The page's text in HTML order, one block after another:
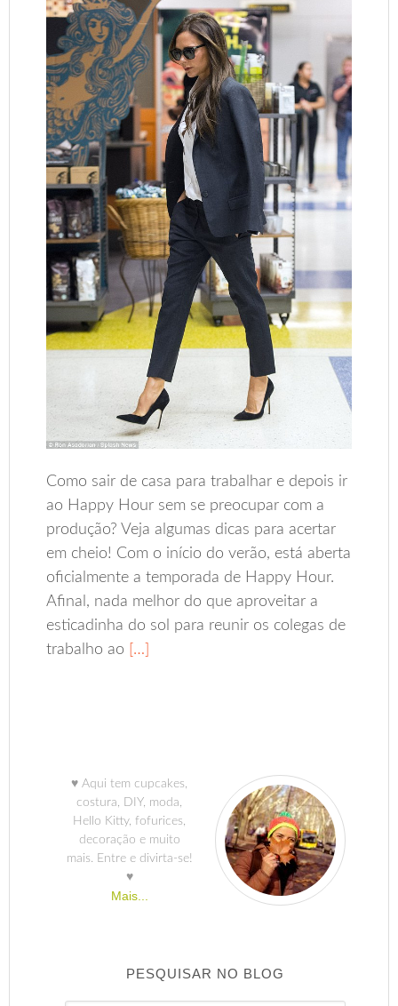
Como sair de casa para trabalhar e depois ir
ao Happy Hour sem se preocupar com a
produção? Veja algumas dicas para acertar
em cheio! Com o início do verão, está aberta
oficialmente a temporada de Happy Hour.
Afinal, nada melhor do que aproveitar a
esticadinha do sol para reunir os colegas de
trabalho ao […]
♥ Aqui tem cupcakes,
costura, DIY, moda,
Hello Kitty, fofurices,
decoração e muito
mais. Entre e divirta-se!
♥
Mais...
PESQUISAR NO BLOG